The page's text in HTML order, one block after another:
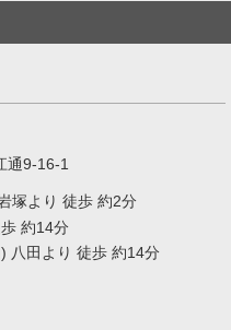
通9-16-1
塚より 徒歩 約2分
約14分
八田より 徒歩 約14分